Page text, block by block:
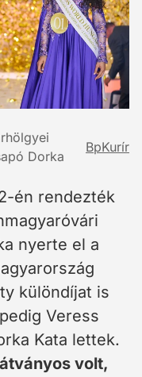
Dorka
BpKurír
én rendezték
nyerte el a
különdíjat is
Veress
Kata lettek.
volt,